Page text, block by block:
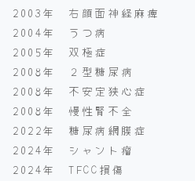
2003年 右顔面神経麻痺
2004年 うつ病
2005年 双極症
2008年 ２型糖尿病
2008年 不安定狭心症
2008年 慢性腎不全
2022年 糖尿病網膜症
2024年 シャント瘤
2024年 TFCC損傷